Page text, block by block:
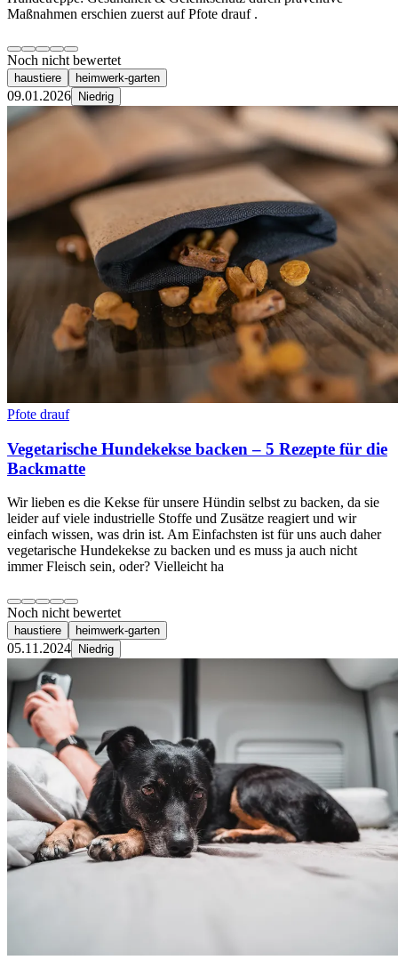
Maßnahmen erschien zuerst auf Pfote drauf .
Noch nicht bewertet
haustiere heimwerk-garten
09.01.2026 Niedrig
Pfote drauf
Vegetarische Hundekekse backen – 5 Rezepte für die
Backmatte
Wir lieben es die Kekse für unsere Hündin selbst zu backen, da sie
leider auf viele industrielle Stoffe und Zusätze reagiert und wir
einfach wissen, was drin ist. Am Einfachsten ist für uns auch daher
vegetarische Hundekekse zu backen und es muss ja auch nicht
immer Fleisch sein, oder? Vielleicht ha
Noch nicht bewertet
haustiere heimwerk-garten
05.11.2024 Niedrig